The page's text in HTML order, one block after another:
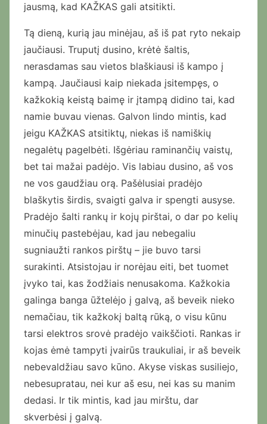
jausmą, kad KAŽKAS gali atsitikti.
Tą dieną, kurią jau minėjau, aš iš pat ryto nekaip
jaučiausi. Truputį dusino, krėtė šaltis,
nerasdamas sau vietos blaškiausi iš kampo į
kampą. Jaučiausi kaip niekada įsitempęs, o
kažkokią keistą baimę ir įtampą didino tai, kad
namie buvau vienas. Galvon lindo mintis, kad
jeigu KAŽKAS atsitiktų, niekas iš namiškių
negalėtų pagelbėti. Išgėriau raminančių vaistų,
bet tai mažai padėjo. Vis labiau dusino, aš vos
ne vos gaudžiau orą. Pašėlusiai pradėjo
blaškytis širdis, svaigti galva ir spengti ausyse.
Pradėjo šalti rankų ir kojų pirštai, o dar po kelių
minučių pastebėjau, kad jau nebegaliu
sugniaužti rankos pirštų – jie buvo tarsi
surakinti. Atsistojau ir norėjau eiti, bet tuomet
įvyko tai, kas žodžiais nenusakoma. Kažkokia
galinga banga ūžtelėjo į galvą, aš beveik nieko
nemačiau, tik kažkokį baltą rūką, o visu kūnu
tarsi elektros srovė pradėjo vaikščioti. Rankas ir
kojas ėmė tampyti įvairūs traukuliai, ir aš beveik
nebevaldžiau savo kūno. Akyse viskas susiliejo,
nebesupratau, nei kur aš esu, nei kas su manim
dedasi. Ir tik mintis, kad jau mirštu, dar
skverbėsi į galvą.